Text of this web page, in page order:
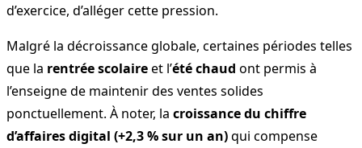
d’exercice, d’alléger cette pression.
Malgré la décroissance globale, certaines périodes telles
que la rentrée scolaireet l’été chaud ont permis à
l’enseigne de maintenir des ventes solides
ponctuellement. À noter, la croissance du chiffre
d’affaires digital (+2,3 % sur un an)qui compense